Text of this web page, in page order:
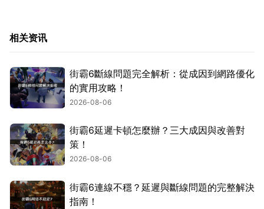
相关资讯
街霸6斷線問題完全解析：從成因到網路優化
的實用攻略！
2026-08-06
街霸6延遲卡頓怎麼辦？三大成因與改善對
策！
2026-08-06
街霸6連線不穩？延遲與斷線問題的完整解決
指南！